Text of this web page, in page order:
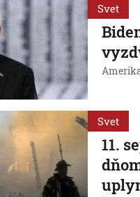
Svet
Svet
11.